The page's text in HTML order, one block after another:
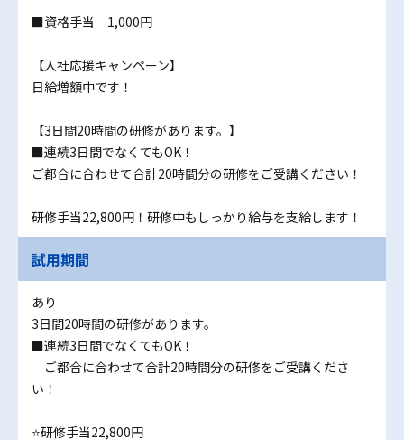
■資格手当 1,000円
【入社応援キャンペーン】
日給増額中です！
【3日間20時間の研修があります。】
■連続3日間でなくてもOK！
ご都合に合わせて合計20時間分の研修をご受講ください！
研修手当22,800円！研修中もしっかり給与を支給します！
試用期間
あり
3日間20時間の研修があります。
■連続3日間でなくてもOK！
ご都合に合わせて合計20時間分の研修をご受講くださ
い！
⭐研修手当22,800円